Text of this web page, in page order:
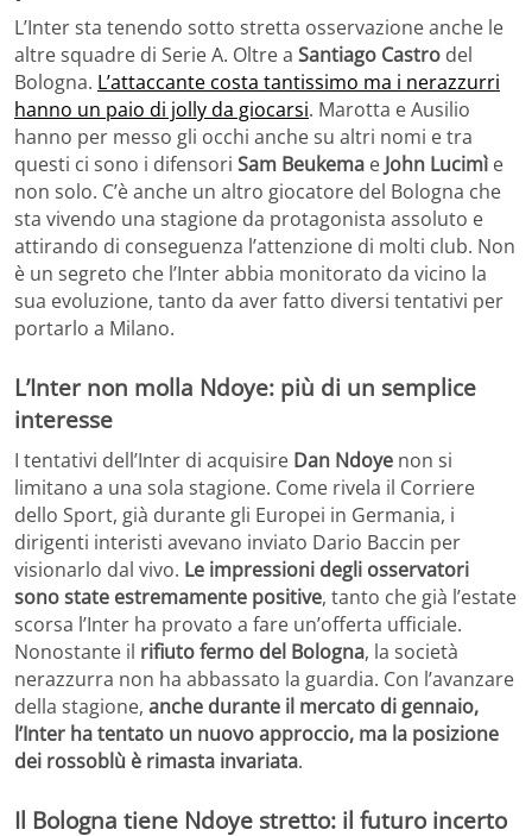
L’Inter sta tenendo sotto stretta osservazione anche le
altre squadre di Serie A. Oltre a Santiago Castro del
Bologna. L’attaccante costa tantissimo ma i nerazzurri
hanno un paio di jolly da giocarsi. Marotta e Ausilio
hanno per messo gli occhi anche su altri nomi e tra
questi ci sono i difensori Sam Beukema e John Lucimì e
non solo. C’è anche un altro giocatore del Bologna che
sta vivendo una stagione da protagonista assoluto e
attirando di conseguenza l’attenzione di molti club. Non
è un segreto che l’Inter abbia monitorato da vicino la
sua evoluzione, tanto da aver fatto diversi tentativi per
portarlo a Milano.
L’Inter non molla Ndoye: più di un semplice
interesse
I tentativi dell’Inter di acquisire Dan Ndoye non si
limitano a una sola stagione. Come rivela il Corriere
dello Sport, già durante gli Europei in Germania, i
dirigenti interisti avevano inviato Dario Baccin per
visionarlo dal vivo. Le impressioni degli osservatori
sono state estremamente positive, tanto che già l’estate
scorsa l’Inter ha provato a fare un’offerta ufficiale.
Nonostante il rifiuto fermo del Bologna, la società
nerazzurra non ha abbassato la guardia. Con l’avanzare
della stagione, anche durante il mercato di gennaio,
l’Inter ha tentato un nuovo approccio, ma la posizione
dei rossoblù è rimasta invariata.
Il Bologna tiene Ndoye stretto: il futuro incerto